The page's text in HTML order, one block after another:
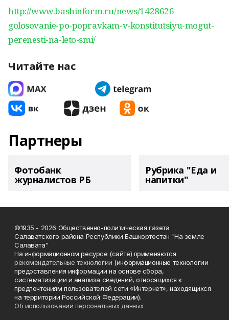
http://www.bashinform.ru/news/1428626-
golosovanie-po-popravkam-v-konstitutsiyu-mogut-
perenesti-na-leto-smi/
Читайте нас
Партнеры
Фотобанк
журналистов РБ
Рубрика "Еда и
напитки"
©1935 - 2026 Общественно-политическая газета
Салаватского района Республики Башкортостан "На земле
Салавата"
На информационном ресурсе (сайте) применяются
рекомендательные технологии (информационные технологии
предоставления информации на основе сбора,
систематизации и анализа сведений, относящихся к
предпочтениям пользователей сети «Интернет», находящихся
на территории Российской Федерации).
Об использовании персональных данных